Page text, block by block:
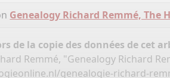
Genealogy Richard Remmé, The
de la copie des données de cet
Remmé, "Genealogy Richard
genealogie-richard-